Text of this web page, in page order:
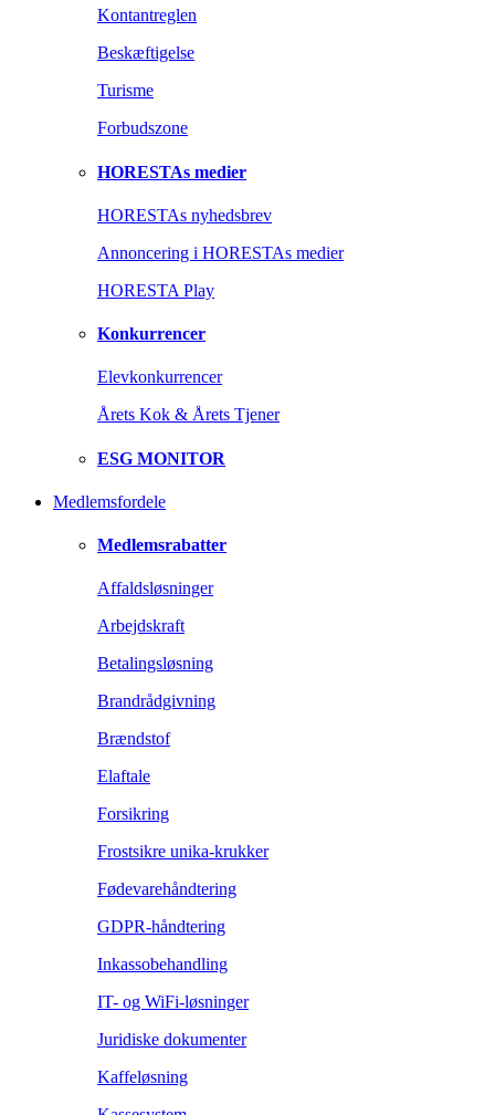
Kontantreglen
Beskæftigelse
Turisme
Forbudszone
HORESTAs medier
HORESTAs nyhedsbrev
Annoncering i HORESTAs medier
HORESTA Play
Konkurrencer
Elevkonkurrencer
Årets Kok & Årets Tjener
ESG MONITOR
Medlemsfordele
Medlemsrabatter
Affaldsløsninger
Arbejdskraft
Betalingsløsning
Brandrådgivning
Brændstof
Elaftale
Forsikring
Frostsikre unika-krukker
Fødevarehåndtering
GDPR-håndtering
Inkassobehandling
IT- og WiFi-løsninger
Juridiske dokumenter
Kaffeløsning